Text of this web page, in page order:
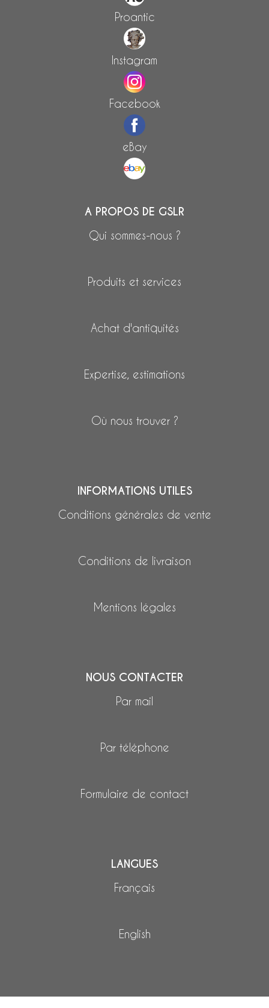
Proantic
Instagram
Facebook
eBay
A PROPOS DE GSLR
Qui sommes-nous ?
Produits et services
Achat d'antiquités
Expertise, estimations
Où nous trouver ?
INFORMATIONS UTILES
Conditions générales de vente
Conditions de livraison
Mentions légales
NOUS CONTACTER
Par mail
Par téléphone
Formulaire de contact
LANGUES
Français
English